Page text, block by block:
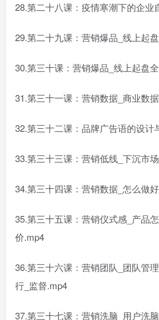
28.第二十八课：疫情寒潮下的企业
29.第二十九课：营销爆品_线上起
30.第三十课：营销爆品_线上起盘
31.第三十一课：营销数据_商业数
32.第三十二课：品牌广告语的设计
33.第三十三课：营销低线_下沉市
34.第三十四课：营销数据_怎么做
35.第三十五课：营销仪式感_产品
价.mp4
36.第三十六课：营销团队_团队管
行_监督.mp4
37.第三十七课：营销洗脑_用户洗